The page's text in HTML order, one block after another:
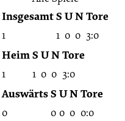
InsgesamtS UNTore
1 1 0 0 3:0
HeimS UNTore
1 1 0 0 3:0
AuswärtsS UNTore
0 0 0 0 0:0